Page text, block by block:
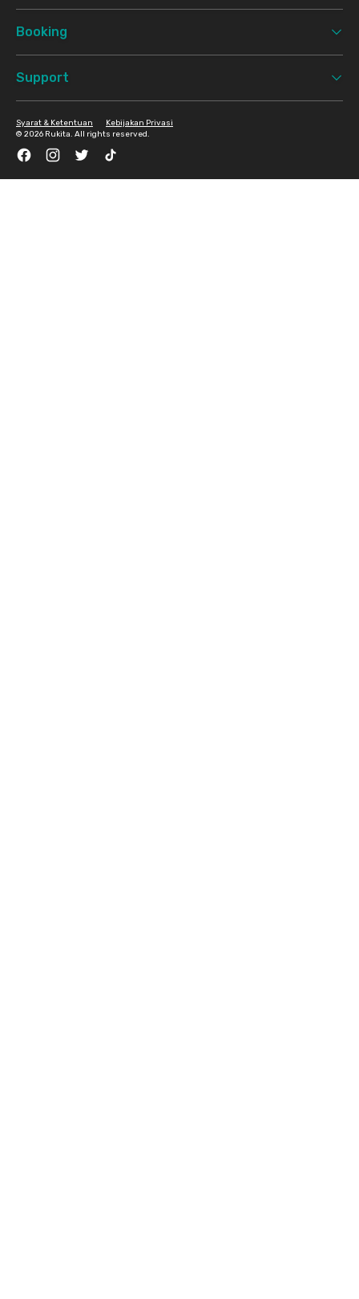
Booking
Support
© 2026 Rukita. All rights reserved.
Syarat & Ketentuan Kebijakan Privasi
FacebookInstagramTwitter TikTok